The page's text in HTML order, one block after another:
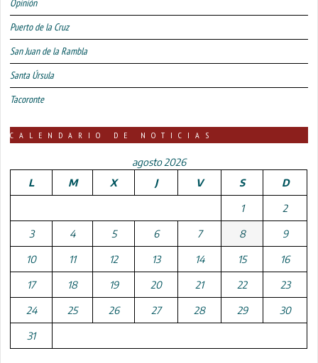
Opinión
Puerto de la Cruz
San Juan de la Rambla
Santa Úrsula
Tacoronte
CALENDARIO DE NOTICIAS
agosto 2026
L
M X J V S D
1 2
3 4 5 6 7 8 9
10 11 12 13 14 15 16
17 18 19 20 21 22 23
24 25 26 27 28 29 30
31